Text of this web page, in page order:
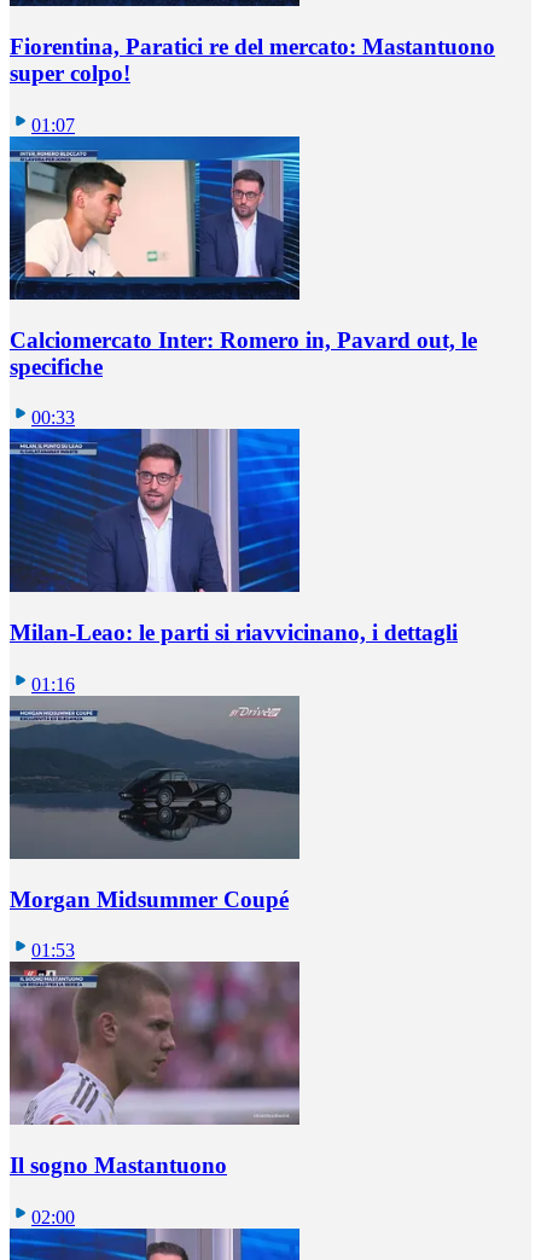
Fiorentina, Paratici re del mercato: Mastantuono
super colpo!
01:07
Calciomercato Inter: Romero in, Pavard out, le
specifiche
00:33
Milan-Leao: le parti si riavvicinano, i dettagli
01:16
Morgan Midsummer Coupé
01:53
Il sogno Mastantuono
02:00